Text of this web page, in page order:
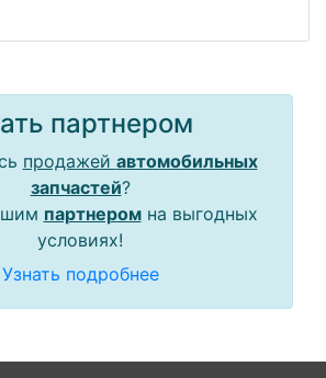
партнером
продажей автомобильных
запчастей?
партнеромна выгодных
условиях!
Узнать подробнее